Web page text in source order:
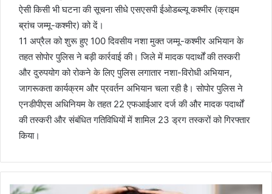
ऐसी किसी भी घटना की सूचना सीधे एसएसपी ईओडब्ल्यू कश्मीर (क्राइम
ब्रांच जम्मू-कश्मीर) को दें।
11 अप्रैल को शुरू हुए 100 दिवसीय नशा मुक्त जम्मू-कश्मीर अभियान के
तहत सोपोर पुलिस ने बड़ी कार्रवाई की। जिले में मादक पदार्थों की तस्करी
और दुरुपयोग को रोकने के लिए पुलिस लगातार नशा-विरोधी अभियान,
जागरूकता कार्यक्रम और प्रवर्तन अभियान चला रही है। सोपोर पुलिस ने
एनडीपीएस अधिनियम के तहत 22 एफआईआर दर्ज की और मादक पदार्थों
की तस्करी और संबंधित गतिविधियों में शामिल 23 ड्रग तस्करों को गिरफ्तार
किया।